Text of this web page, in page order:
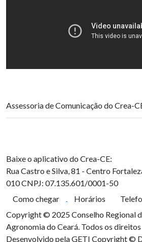
Assessoria de Comunicação do Crea-
Baixe o aplicativo do Crea-CE:
Rua Castro e Silva, 81 - Centro
010CNPJ: 07.135.601/0001-50
Como chegar
Horários
Copyright © 2025 Conselho Regional
Agronomia do Ceará. Todos os
Desenvolvido pela GETI Copyright ©